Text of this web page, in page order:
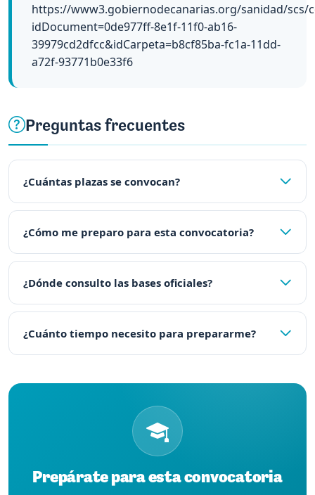
https://www3.gobiernodecanarias.org/sanidad/scs/
idDocument=0de977ff-8e1f-11f0-ab16-
39979cd2dfcc&idCarpeta=b8cf85ba-fc1a-11dd-
a72f-93771b0e33f6
Preguntas frecuentes
¿Cuántas plazas se convocan?
¿Cómo me preparo para esta convocatoria?
¿Dónde consulto las bases oficiales?
¿Cuánto tiempo necesito para prepararme?
Prepárate para esta convocatoria